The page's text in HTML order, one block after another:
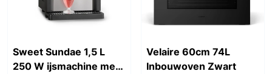
Sweet Sundae 1,5 L
250 W ijsmachine met
Velaire 60cm 74L
Inbouwoven Zwart